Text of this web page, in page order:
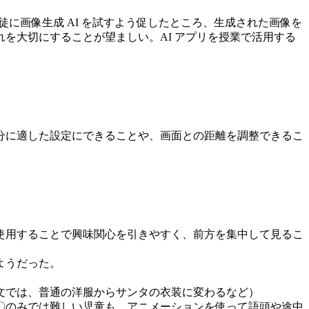
画像生成 AI を試すよう促したところ、生成された画像を
大切にすることが望ましい。AI アプリを授業で活用する
適した設定にできることや、画面との距離を調整できるこ
することで興味関心を引きやすく、前方を集中して見るこ
だった。
は、普通の洋服からサンタの衣装に変わるなど）
みでは難しい児童も、アニメーションを使って語頭や途中